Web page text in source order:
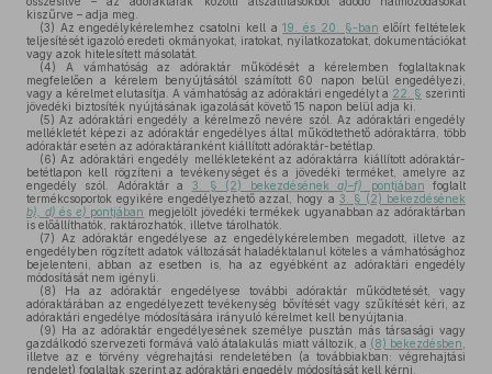
kiszűrve – adja meg.
(3) Az engedélykérelemhez csatolni kell a19. és 20. §-ban előírt feltételek
teljesítését igazoló eredeti okmányokat, iratokat, nyilatkozatokat, dokumentációkat
vagy azok hitelesített másolatát.
(4) A vámhatóság az adóraktár működését a kérelemben foglaltaknak
megfelelően a kérelem benyújtásától számított 60 napon belül engedélyezi,
vagy a kérelmet elutasítja. A vámhatóság az adóraktári engedélyt a 22. § szerinti
jövedéki biztosíték nyújtásának igazolását követő 15 napon belül adja ki.
(5) Az adóraktári engedély a kérelmező nevére szól. Az adóraktári engedély
mellékletét képezi az adóraktár engedélyes által működtethető adóraktárra, több
adóraktár esetén az adóraktáranként kiállított adóraktár-betétlap.
(6) Az adóraktári engedély mellékleteként az adóraktárra kiállított adóraktár-
betétlapon kell rögzíteni a tevékenységet és a jövedéki terméket, amelyre az
engedély szól. Adóraktár a 3. § (2) bekezdéséneka)–f) pontjában foglalt
termékcsoportok egyikére engedélyezhető azzal, hogy a 3. § (2) bekezdésének
b),
d) és e) pontjában megjelölt jövedéki termékek ugyanabban az adóraktárban
is előállíthatók, raktározhatók, illetve tárolhatók.
(7) Az adóraktár engedélyese az engedélykérelemben megadott, illetve az
engedélyben rögzített adatok változását haladéktalanul köteles a vámhatósághoz
bejelenteni, abban az esetben is, ha az egyébként az adóraktári engedély
módosítását nem igényli.
(8) Ha az adóraktár engedélyese további adóraktár működtetését, vagy
adóraktárában az engedélyezett tevékenység bővítését vagy szűkítését kéri, az
adóraktári engedélye módosítására irányuló kérelmet kell benyújtania.
(9) Ha az adóraktár engedélyesének személye pusztán más társasági vagy
gazdálkodó szervezeti formává való átalakulás miatt változik, a (8) bekezdésben
illetve az e törvény végrehajtási rendeletében (a továbbiakban: végrehajtási
rendelet) foglaltak szerint az adóraktári engedély módosítását kell kérni.